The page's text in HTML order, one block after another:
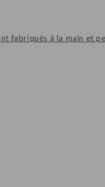
fabriqués à la main et